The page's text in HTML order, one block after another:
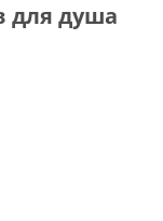
для душа